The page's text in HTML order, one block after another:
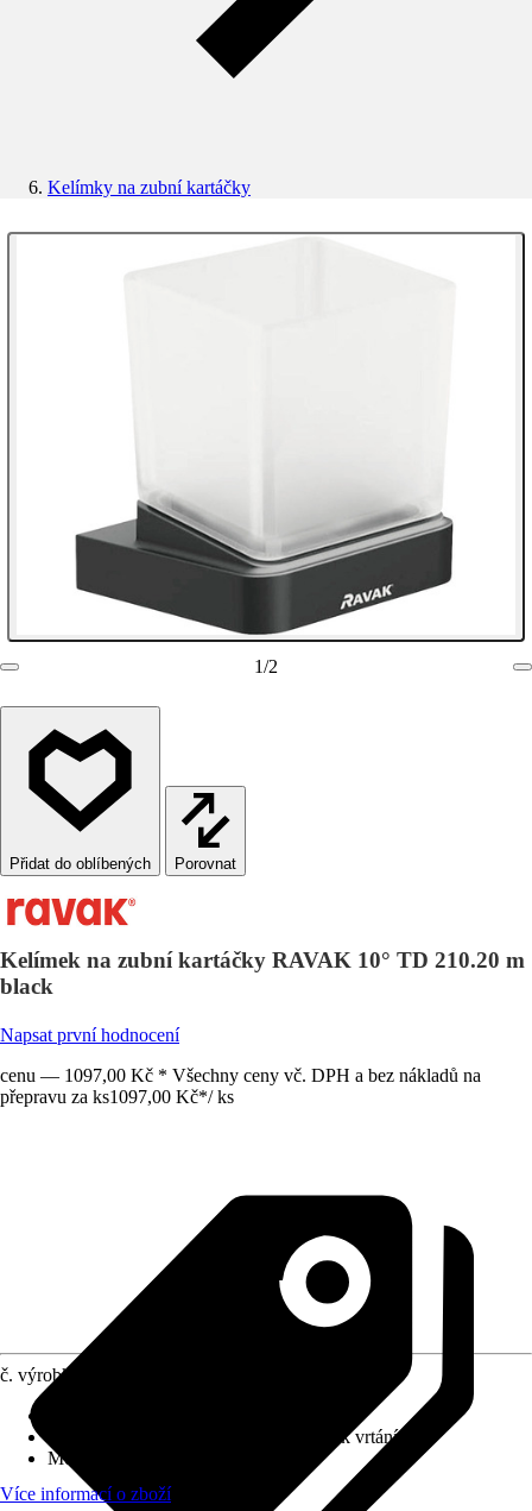
Kelímky na zubní kartáčky
1/2
Porovnat
Kelímek na zubní kartáčky RAVAK 10° TD 210.20 m
black
Napsat první hodnocení
cenu — 1097,00 Kč * Všechny ceny vč. DPH a bez nákladů na
přepravu za ks1097,00 Kč*/ ks
č. výrobku
Montážní materiál k vrtání
Možnost upevnění
Více informací o zboží